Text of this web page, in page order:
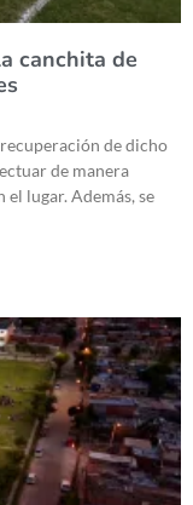
canchita de
de dicho
de manera
lugar. Además, se